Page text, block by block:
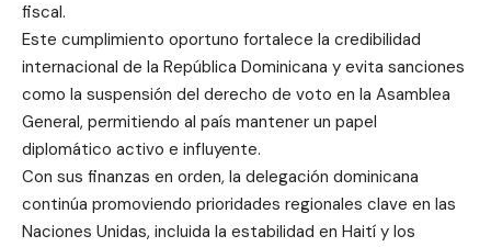
fiscal.
Este cumplimiento oportuno fortalece la credibilidad
internacional de la República Dominicana y evita sanciones
como la suspensión del derecho de voto en la Asamblea
General, permitiendo al país mantener un papel
diplomático activo e influyente.
Con sus finanzas en orden, la delegación dominicana
continúa promoviendo prioridades regionales clave en las
Naciones Unidas, incluida la estabilidad en Haití y los